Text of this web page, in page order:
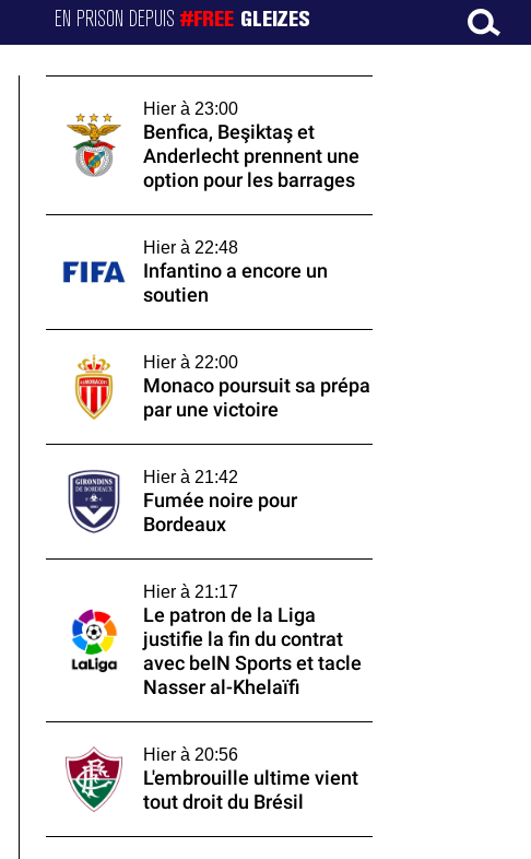
EN PRISON DEPUIS#FREE GLEIZES
Hier à 23:00
Benfica, Beşiktaş et
Anderlecht prennent une
option pour les barrages
Hier à 22:48
Infantino a encore un
soutien
Hier à 22:00
Monaco poursuit sa prépa
par une victoire
Hier à 21:42
Fumée noire pour
Bordeaux
Hier à 21:17
Le patron de la Liga
justifie la fin du contrat
avec beIN Sports et tacle
Nasser al-Khelaïfi
Hier à 20:56
L'embrouille ultime vient
tout droit du Brésil